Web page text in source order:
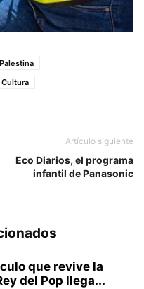
Cultura
Artículo siguiente
Eco Diarios, el programa
infantil de Panasonic
que revive la
del Pop llega...